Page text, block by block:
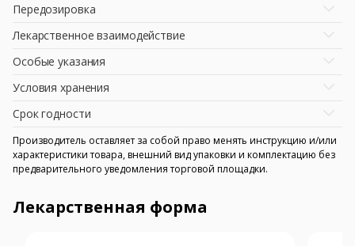
Передозировка
Лекарственное взаимодействие
Особые указания
Условия хранения
Срок годности
Производитель оставляет за собой право менять инструкцию и/или
характеристики товара, внешний вид упаковки и комплектацию без
предварительного уведомления торговой площадки.
Лекарственная форма